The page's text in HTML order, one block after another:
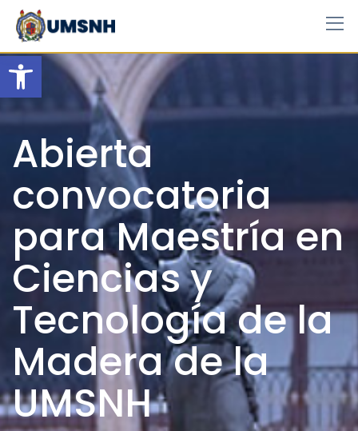
Open toolbar
Skip
content
Abierta
convocatoria
para Maestría en
Ciencias y
Tecnología de la
Madera de la
UMSNH